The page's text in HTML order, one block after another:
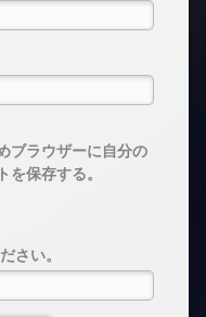
ブラウザーに自分の
を保存する。
さい。